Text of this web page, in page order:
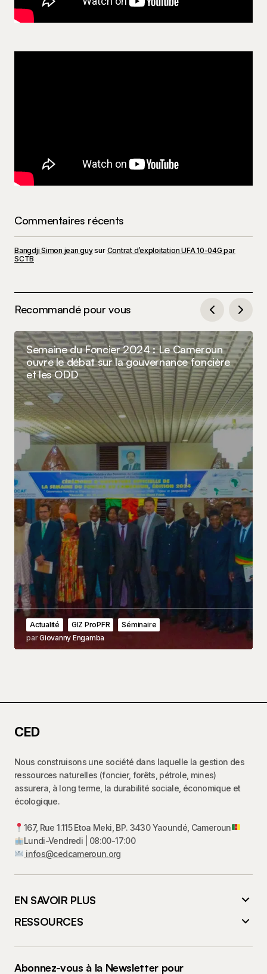
Commentaires récents
Bangdji Simon jean guysur Contrat d’exploitation UFA 10-04G par
SCTB
Recommandé pour vous
Semaine du Foncier 2024 : Le Cameroun
ouvre le débat sur la gouvernance foncière
et les ODD
Actualité GIZ ProPFR
Séminaire
parGiovanny Engamba
CED
Nous construisons une société dans laquelle la gestion des
ressources naturelles (foncier, forêts, pétrole, mines)
assurera, à long terme, la durabilité sociale, économique et
écologique.
167, Rue 1.115 Etoa Meki, BP. 3430 Yaoundé, Cameroun
Lundi-Vendredi | 08:00-17:00
infos@cedcameroun.org
EN SAVOIR PLUS
RESSOURCES
Abonnez-vous à la Newsletter pour